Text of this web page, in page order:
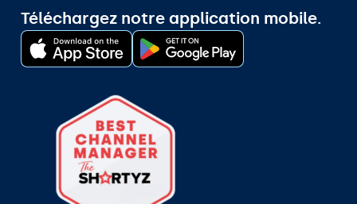
Téléchargez notre application mobile.